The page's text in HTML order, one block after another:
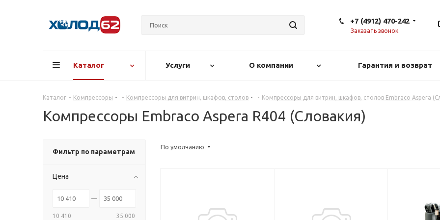
+7 (4912) 470-242
Заказать звонок
Каталог Услуги О компании Гарантия и возврат
Каталог - Компрессоры - Компрессоры для витрин, шкафов, столов - Компрессоры для витрин, шкафов, столов Embraco Aspera
Компрессоры Embraco Aspera R404 (Словакия)
По умолчанию
Фильтр по параметрам
Цена
10 410 35 000